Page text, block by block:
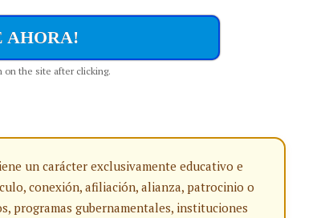
AHORA!
on the site after clicking.
un carácter exclusivamente educativo e
conexión, afiliación, alianza, patrocinio o
programas gubernamentales, instituciones